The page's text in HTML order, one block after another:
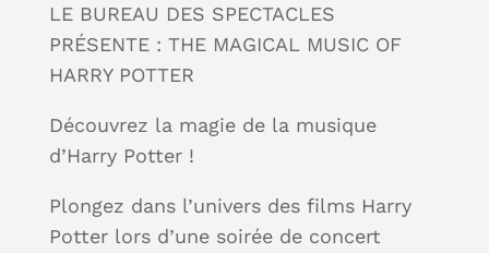
LE BUREAU DES SPECTACLES
PRÉSENTE : THE MAGICAL MUSIC OF
HARRY POTTER
Découvrez la magie de la musique
d’Harry Potter !
Plongez dans l’univers des films Harry
Potter lors d’une soirée de concert